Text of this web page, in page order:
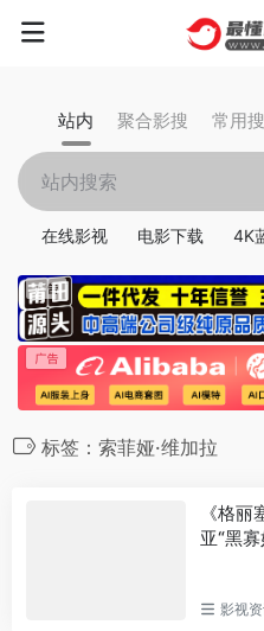
站内 聚合影搜 常用
在线影视 电影下载 4K
标签：索菲娅·维加拉
《格
亚“黑寡
影视